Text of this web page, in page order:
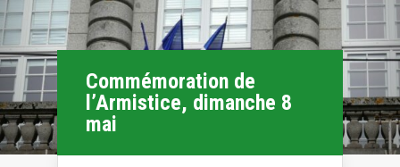
Commémoration de
l’Armistice, dimanche 8
mai